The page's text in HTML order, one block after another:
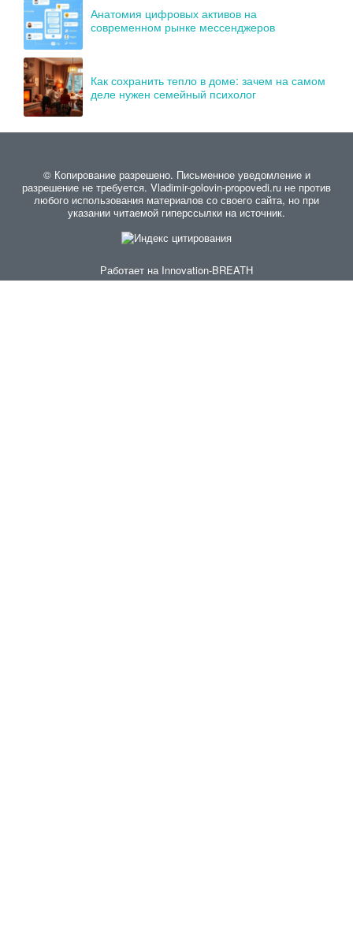
Анатомия цифровых активов на
современном рынке мессенджеров
Как сохранить тепло в доме: зачем на самом
деле нужен семейный психолог
© Копирование разрешено. Письменное уведомление и
разрешение не требуется. Vladimir-golovin-propovedi.ru не против
любого использования материалов со своего сайта, но при
указании читаемой гиперссылки на источник.
Работает на Innovation-BREATH